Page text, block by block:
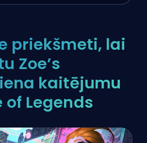
priekšmeti, lai
Zoe’s
kaitējumu
of Legends